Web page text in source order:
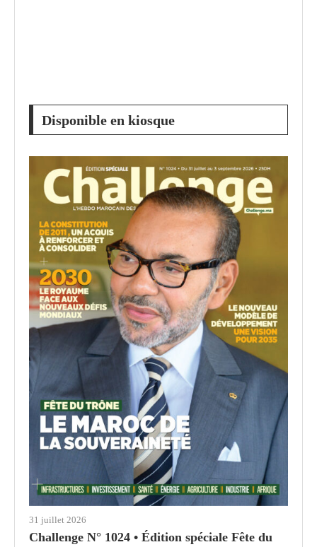
Disponible en kiosque
31 juillet 2026
Challenge N° 1024 • Édition spéciale Fête du